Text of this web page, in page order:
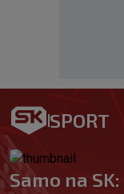
SPORT
Samo na